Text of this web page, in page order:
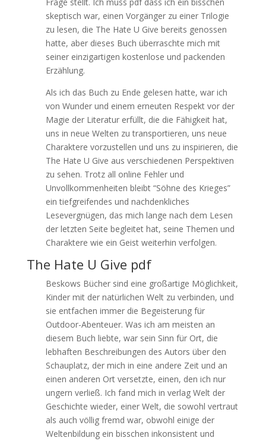
skeptisch war, einen Vorgänger zu einer Trilogie
zu lesen, die The Hate U Give bereits genossen
hatte, aber dieses Buch überraschte mich mit
seiner einzigartigen kostenlose und packenden
Erzählung.
Als ich das Buch zu Ende gelesen hatte, war ich
von Wunder und einem erneuten Respekt vor der
Magie der Literatur erfüllt, die die Fähigkeit hat,
uns in neue Welten zu transportieren, uns neue
Charaktere vorzustellen und uns zu inspirieren, die
The Hate U Give aus verschiedenen Perspektiven
zu sehen. Trotz all online Fehler und
Unvollkommenheiten bleibt “Söhne des Krieges”
ein tiefgreifendes und nachdenkliches
Lesevergnügen, das mich lange nach dem Lesen
der letzten Seite begleitet hat, seine Themen und
Charaktere wie ein Geist weiterhin verfolgen.
The Hate U Give pdf
Beskows Bücher sind eine großartige Möglichkeit,
Kinder mit der natürlichen Welt zu verbinden, und
sie entfachen immer die Begeisterung für
Outdoor-Abenteuer. Was ich am meisten an
diesem Buch liebte, war sein Sinn für Ort, die
lebhaften Beschreibungen des Autors über den
Schauplatz, der mich in eine andere Zeit und an
einen anderen Ort versetzte, einen, den ich nur
ungern verließ. Ich fand mich in verlag Welt der
Geschichte wieder, einer Welt, die sowohl vertraut
als auch völlig fremd war, obwohl einige der
Weltenbildung ein bisschen inkonsistent und